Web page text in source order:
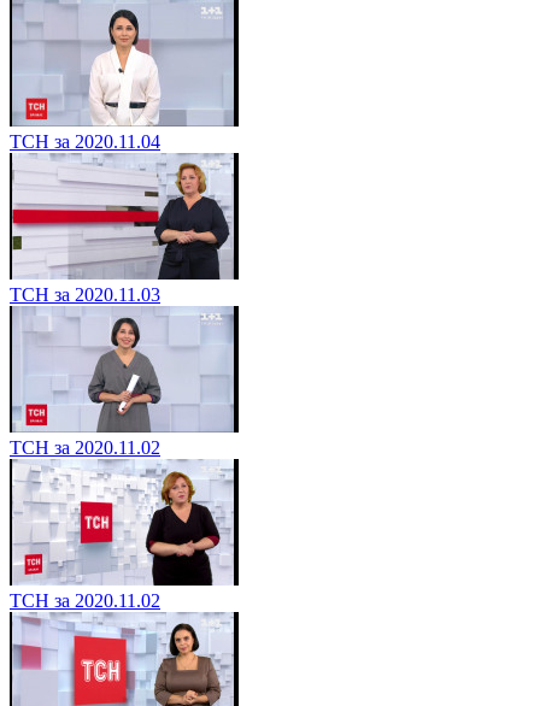
ТСН за 2020.11.04
ТСН за 2020.11.03
ТСН за 2020.11.02
ТСН за 2020.11.02